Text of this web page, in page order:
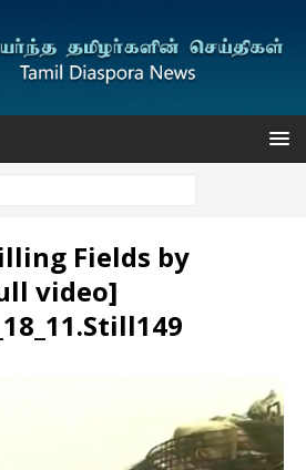
Fields by
video]